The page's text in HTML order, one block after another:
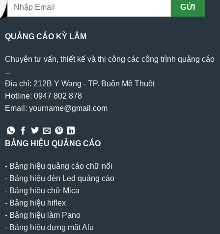
QUẢNG CÁO KỲ LÂM
Chuyên tư vấn, thiết kế và thi công các công trình quảng cáo
...
Địa chỉ: 212B Y Wang - TP. Buôn Mê Thuột
Hotline: 0947 802 878
Email: yourname@gmail.com
BẢNG HIỆU QUẢNG CÁO
- Bảng hiệu quảng cáo chữ nổi
- Bảng hiệu đèn Led quảng cáo
- Bảng hiệu chữ Mica
- Bảng hiệu hiflex
- Bảng hiệu làm Pano
- Bảng hiệu dựng mặt Alu